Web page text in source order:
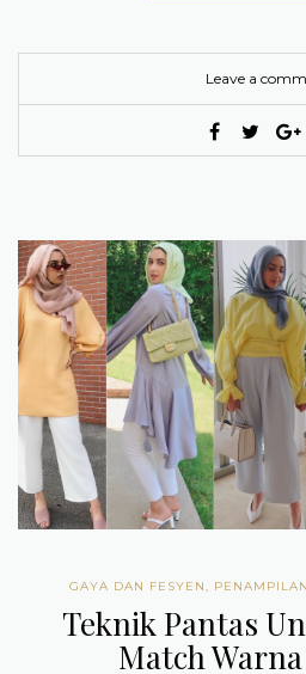
Leave a
GAYA DAN FESYEN PENAMPILAN
Teknik Pantas
Match